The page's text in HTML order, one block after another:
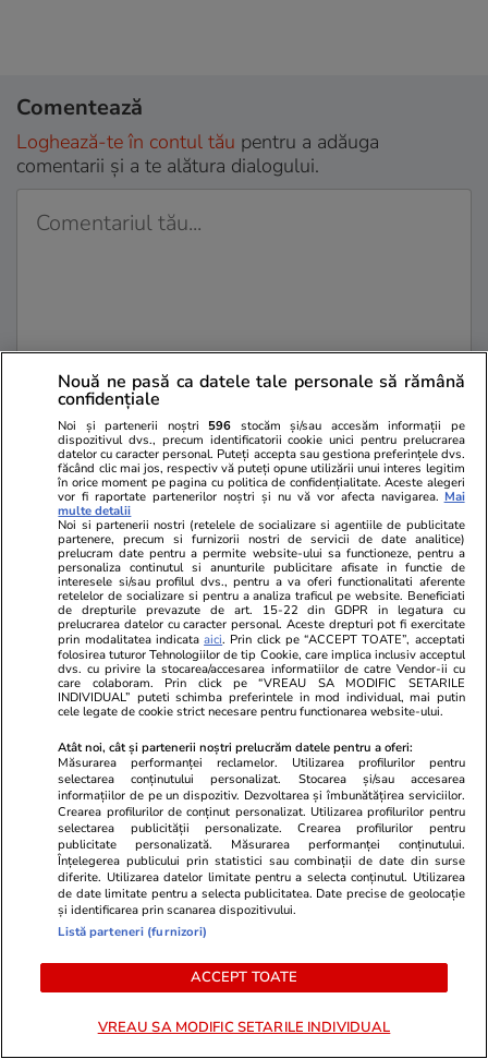
Comentează
Loghează-te în contul tău pentru a adăuga
comentarii și a te alătura dialogului.
Sunt de acord cu
PARTENERI
Viva.ro
Breaking news! Decizia de ultim
moment a lui Ilie Bolojan! Tocmai
s-a produs un seism în politică.
Azi, 30.07.2026, premierul demis
a anunțat tot
Unica.ro
Mihai Onilă
lui de
posibilul”.
Nouă ne pasă ca datele tale personale să rămână
confidențiale
Noi și partenerii noștri 596 stocăm și/sau accesăm informații pe
dispozitivul dvs., precum identificatorii cookie unici pentru prelucrarea
datelor cu caracter personal. Puteți accepta sau gestiona preferințele dvs.
făcând clic mai jos, respectiv vă puteți opune utilizării unui interes legitim
în orice moment pe pagina cu politica de confidențialitate. Aceste alegeri
vor fi raportate partenerilor noștri și nu vă vor afecta navigarea. Mai
multe detalii
Noi si partenerii nostri (retelele de socializare si agentiile de publicitate
partenere, precum si furnizorii nostri de servicii de date analitice)
prelucram date pentru a permite website-ului sa functioneze, pentru a
personaliza continutul si anunturile publicitare afisate in functie de
interesele si/sau profilul dvs., pentru a va oferi functionalitati aferente
retelelor de socializare si pentru a analiza traficul pe website. Beneficiati
de drepturile prevazute de art. 15-22 din GDPR in legatura cu
prelucrarea datelor cu caracter personal. Aceste drepturi pot fi exercitate
prin modalitatea indicataaici. Prin click pe “ACCEPT TOATE”, acceptati
folosirea tuturor Tehnologiilor de tip Cookie, care implica inclusiv acceptul
dvs. cu privire la stocarea/accesarea informatiilor de catre Vendor-ii cu
care colaboram. Prin click pe “VREAU SA MODIFIC SETARILE
INDIVIDUAL” puteti schimba preferintele in mod individual, mai putin
cele legate de cookie strict necesare pentru functionarea website-ului.
Atât noi, cât și partenerii noștri prelucrăm datele pentru a oferi:
Măsurarea performanței reclamelor. Utilizarea profilurilor pentru
selectarea conținutului personalizat. Stocarea și/sau accesarea
informațiilor de pe un dispozitiv. Dezvoltarea și îmbunătățirea serviciilor.
Crearea profilurilor de conținut personalizat. Utilizarea profilurilor pentru
selectarea publicității personalizate. Crearea profilurilor pentru
publicitate personalizată. Măsurarea performanței conținutului.
Înțelegerea publicului prin statistici sau combinații de date din surse
diferite. Utilizarea datelor limitate pentru a selecta conținutul. Utilizarea
de date limitate pentru a selecta publicitatea. Date precise de geolocație
și identificarea prin scanarea dispozitivului.
Listă parteneri (furnizori)
ACCEPT TOATE
VREAU SA MODIFIC SETARILE INDIVIDUAL